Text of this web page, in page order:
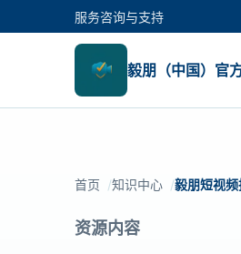
服务咨询与支持
毅朋（中国）官
首页 知识中心 毅朋短视频
资源内容